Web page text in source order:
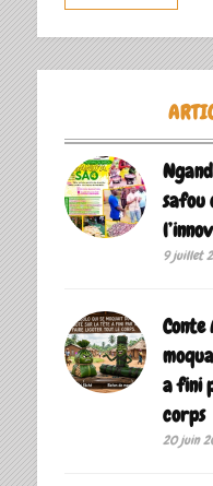
safou
9 juillet
Conte
a fini
corps
20 juin